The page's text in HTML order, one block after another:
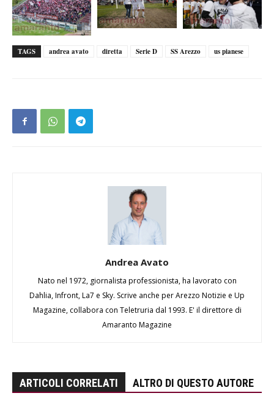
TAGS andrea avato diretta Serie D SS Arezzo us pianese
Andrea Avato
Nato nel 1972, giornalista professionista, ha lavorato con
Dahlia, Infront, La7 e Sky. Scrive anche per Arezzo Notizie e Up
Magazine, collabora con Teletruria dal 1993. E' il direttore di
Amaranto Magazine
ARTICOLI CORRELATI ALTRO DI QUESTO AUTORE